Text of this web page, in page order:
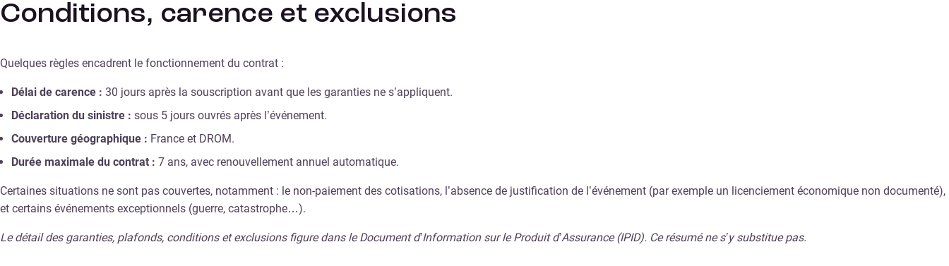
Conditions, carence et exclusions
Quelques règles encadrent le fonctionnement du contrat :
Délai de carence : 30 jours après la souscription avant que les garanties ne s’appliquent.
Déclaration du sinistre : sous 5 jours ouvrés après l’événement.
Couverture géographique : France et DROM.
Durée maximale du contrat : 7 ans, avec renouvellement annuel automatique.
Certaines situations ne sont pas couvertes, notamment : le non-paiement des cotisations, l’absence de justification de l’événement (par exemple un licenciement économique non documenté),
et certains événements exceptionnels (guerre, catastrophe…).
Le détail des garanties, plafonds, conditions et exclusions figure dans le Document d’Information sur le Produit d’Assurance (IPID). Ce résumé ne s’y substitue pas.